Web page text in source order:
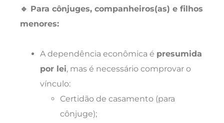
🔹 Para cônjuges, companheiros(as) e filhos
menores:
A dependência econômica é presumida
por lei, mas é necessário comprovar o
vínculo:
Certidão de casamento (para
cônjuge);